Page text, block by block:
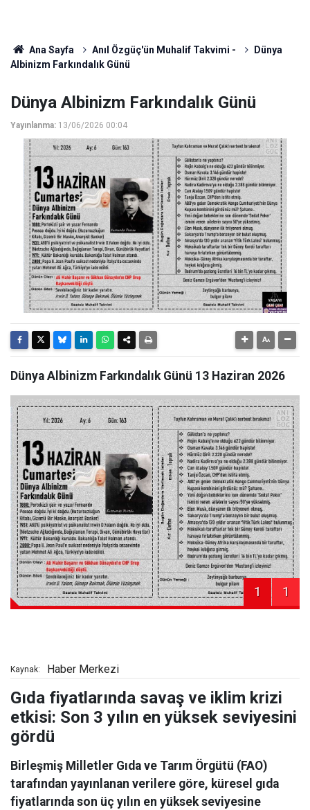
Ana Sayfa Anıl Özgüç'ün Muhalif Takvimi -
Dünya
Albinizm Farkındalık Günü
Dünya Albinizm Farkındalık Günü
Yayınlanma: 13/06/2026 00:04
Dünya Albinizm Farkındalık Günü 13 Haziran 2026
1 1
Kaynak: Haber Merkezi
Gıda fiyatlarında savaş ve iklim krizi
etkisi: Son 3 yılın en yüksek seviyesini
gördü
Birleşmiş Milletler Gıda ve Tarım Örgütü (FAO)
tarafından yayınlanan verilere göre, küresel gıda
fiyatlarında son üç yılın en yüksek seviyesine